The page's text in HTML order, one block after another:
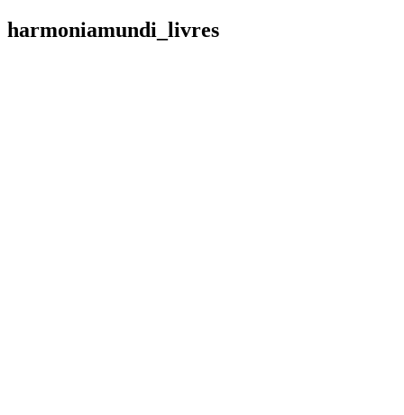
harmoniamundi_livres